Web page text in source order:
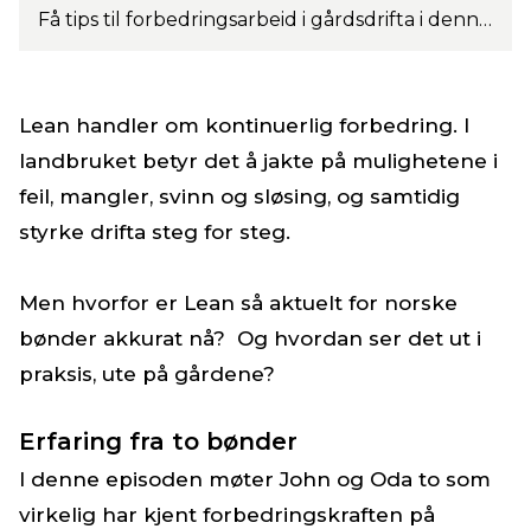
Få tips til forbedringsarbeid i gårdsdrifta i denne episoden av Storfepodden. Fra venstre: John Fløttum, Sverre Lang-Ree og Oda Christensen.
Lean handler om kontinuerlig forbedring. I
landbruket betyr det å jakte på mulighetene i
feil, mangler, svinn og sløsing, og samtidig
styrke drifta steg for steg.
Men hvorfor er Lean så aktuelt for norske
bønder akkurat nå? Og hvordan ser det ut i
praksis, ute på gårdene?
Erfaring fra to bønder
I denne episoden møter John og Oda to som
virkelig har kjent forbedringskraften på